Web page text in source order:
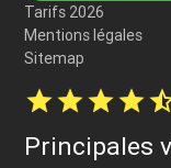
Tarifs 2026
Mentions légales
Sitemap
starstarstarstar
Principales